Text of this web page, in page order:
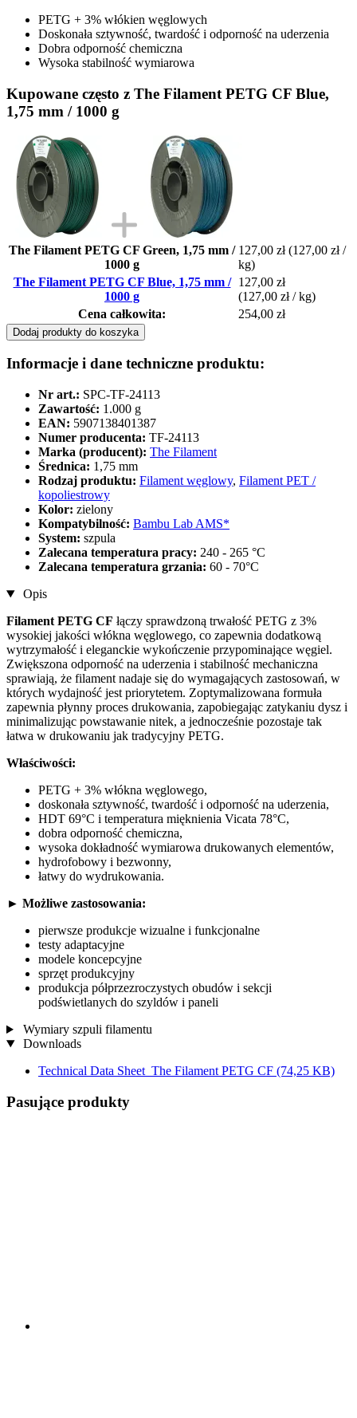
PETG + 3% włókien węglowych
Doskonała sztywność, twardość i odporność na uderzenia
Dobra odporność chemiczna
Wysoka stabilność wymiarowa
Kupowane często z The Filament PETG CF Blue,
1,75 mm / 1000 g
The Filament PETG CF Green, 1,75 mm /
1000 g
127,00 zł (127,00 zł /
kg)
The Filament PETG CF Blue, 1,75 mm /
1000 g
127,00 zł
(127,00 zł / kg)
Cena całkowita:
254,00 zł
Dodaj produkty do koszyka
Informacje i dane techniczne produktu:
Nr art.: SPC-TF-24113
Zawartość: 1.000 g
EAN: 5907138401387
Numer producenta: TF-24113
Marka (producent): The Filament
Średnica: 1,75 mm
Rodzaj produktu: Filament węglowy, Filament PET /
kopoliestrowy
Kolor: zielony
Kompatybilność: Bambu Lab AMS*
System: szpula
Zalecana temperatura pracy: 240 - 265 °C
Zalecana temperatura grzania: 60 - 70°C
Opis
Filament PETG CF łączy sprawdzoną trwałość PETG z 3%
wysokiej jakości włókna węglowego, co zapewnia dodatkową
wytrzymałość i eleganckie wykończenie przypominające węgiel.
Zwiększona odporność na uderzenia i stabilność mechaniczna
sprawiają, że filament nadaje się do wymagających zastosowań, w
których wydajność jest priorytetem. Zoptymalizowana formuła
zapewnia płynny proces drukowania, zapobiegając zatykaniu dysz i
minimalizując powstawanie nitek, a jednocześnie pozostaje tak
łatwa w drukowaniu jak tradycyjny PETG.
Właściwości:
PETG + 3% włókna węglowego,
doskonała sztywność, twardość i odporność na uderzenia,
HDT 69°C i temperatura mięknienia Vicata 78°C,
dobra odporność chemiczna,
wysoka dokładność wymiarowa drukowanych elementów,
hydrofobowy i bezwonny,
łatwy do wydrukowania.
► Możliwe zastosowania:
pierwsze produkcje wizualne i funkcjonalne
testy adaptacyjne
modele koncepcyjne
sprzęt produkcyjny
produkcja półprzezroczystych obudów i sekcji
podświetlanych do szyldów i paneli
Wymiary szpuli filamentu
Downloads
Technical Data Sheet_The Filament PETG CF (74,25 KB)
Pasujące produkty